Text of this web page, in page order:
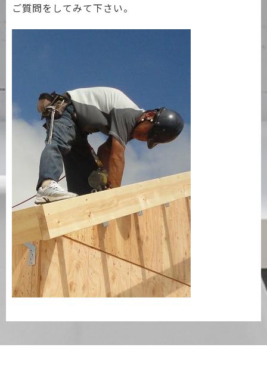
ご質問をしてみて下さい。